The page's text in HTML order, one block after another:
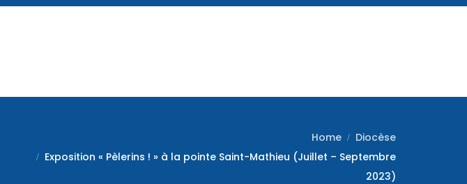
Home
Diocèse
Exposition « Pèlerins ! » à la pointe Saint-Mathieu (Juillet – Septembre
2023)